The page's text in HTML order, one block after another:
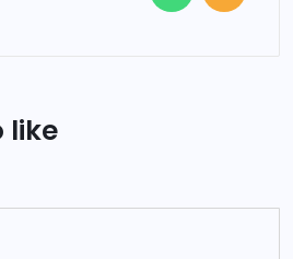
like